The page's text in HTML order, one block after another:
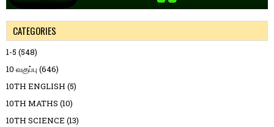
CATEGORIES
1-5 (548)
10 வகுப்பு (646)
10TH ENGLISH (5)
10TH MATHS (10)
10TH SCIENCE (13)